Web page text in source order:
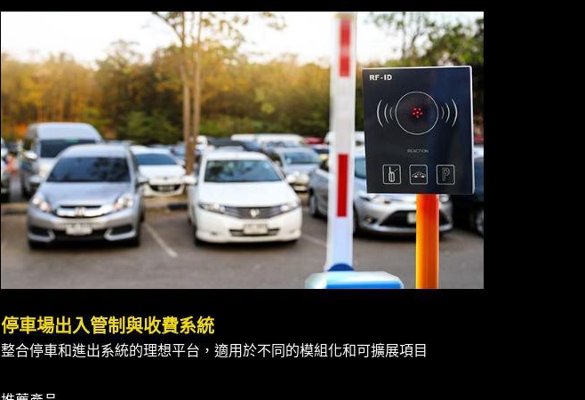
停車場出入管制與收費系統
整合停車和進出系統的理想平台，適用於不同的模組化和可擴展項目